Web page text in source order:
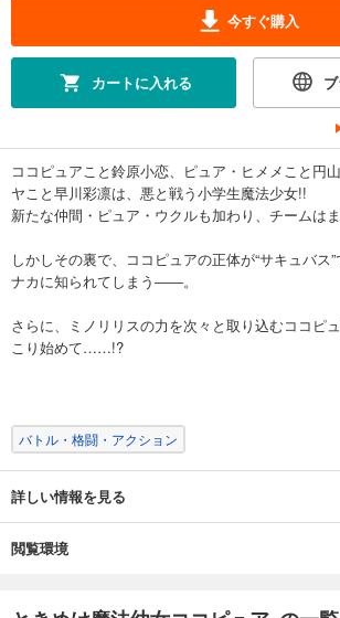
今すぐ購入
カートに入れる
ココピュアこと鈴原小恋、ピュア・ヒメメこと円
ヤこと早川彩凛は、悪と戦う小学生魔法少女!!
新たな仲間・ピュア・ウクルも加わり、チームは
しかしその裏で、ココピュアの正体が“サキュバス
ナカに知られてしまう――。
さらに、ミノリリスの力を次々と取り込むココピ
こり始めて……!?
電子版は連載時のカラーを収録しております！
共通の描き下ろし特典ペーパーを収録しております
バトル・格闘・アクション
詳しい情報を見る
閲覧環境